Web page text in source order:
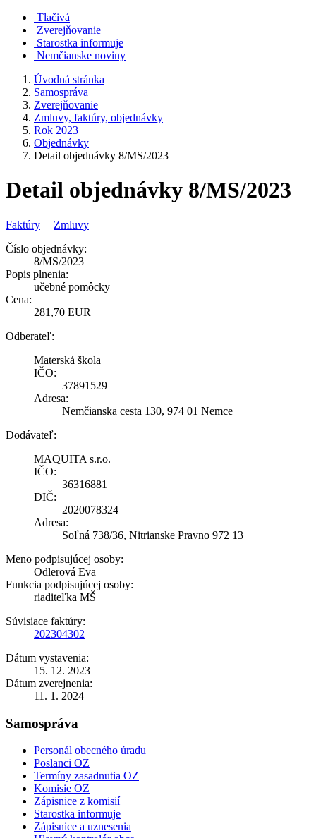
Tlačivá
Zverejňovanie
Starostka informuje
Nemčianske noviny
Úvodná stránka
Samospráva
Zverejňovanie
Zmluvy, faktúry, objednávky
Rok 2023
Objednávky
Detail objednávky 8/MS/2023
Detail objednávky 8/MS/2023
Faktúry | Zmluvy
Číslo objednávky:
8/MS/2023
Popis plnenia:
učebné pomôcky
Cena:
281,70 EUR
Odberateľ:
Materská škola
IČO:
37891529
Adresa:
Nemčianska cesta 130, 974 01 Nemce
Dodávateľ:
MAQUITA s.r.o.
IČO:
36316881
DIČ:
2020078324
Adresa:
Soľná 738/36, Nitrianske Pravno 972 13
Meno podpisujúcej osoby:
Odlerová Eva
Funkcia podpisujúcej osoby:
riaditeľka MŠ
Súvisiace faktúry:
202304302
Dátum vystavenia:
15. 12. 2023
Dátum zverejnenia:
11. 1. 2024
Samospráva
Personál obecného úradu
Poslanci OZ
Termíny zasadnutia OZ
Komisie OZ
Zápisnice z komisií
Starostka informuje
Zápisnice a uznesenia